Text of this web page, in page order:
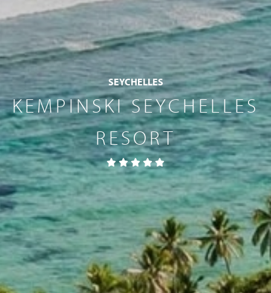
SEYCHELLES
KEMPINSKI SEYCHELLES
RESORT